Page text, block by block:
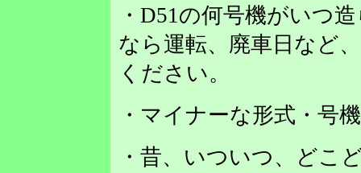
・D51の何号機がいつ
なら運転、廃車日など
ください。
・マイナーな形式・号
・昔、いついつ、どこ